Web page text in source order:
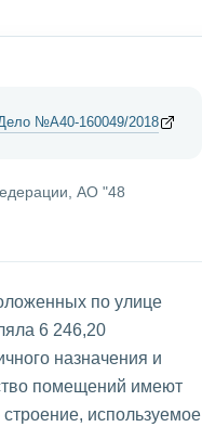
№А40-160049/2018
АО "48
по улице
6 246,20
назначения и
помещений имеют
используемое